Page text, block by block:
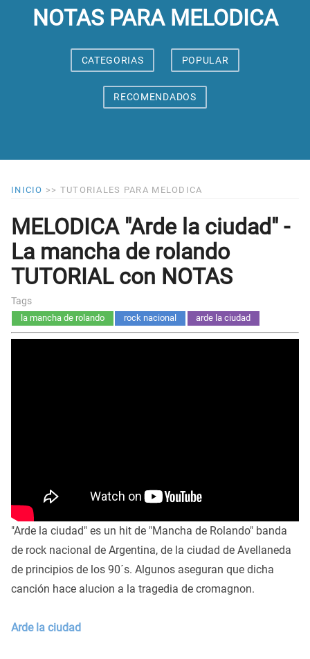
NOTAS PARA MELODICA
CATEGORIAS POPULAR
RECOMENDADOS
INICIO >> TUTORIALES PARA MELODICA
MELODICA "Arde la ciudad" -
La mancha de rolando
TUTORIAL con NOTAS
Tags
la mancha de rolando rock nacional arde la ciudad
"Arde la ciudad" es un hit de "Mancha de Rolando" banda
de rock nacional de Argentina, de la ciudad de Avellaneda
de principios de los 90´s. Algunos aseguran que dicha
canción hace alucion a la tragedia de cromagnon.
Arde la ciudad